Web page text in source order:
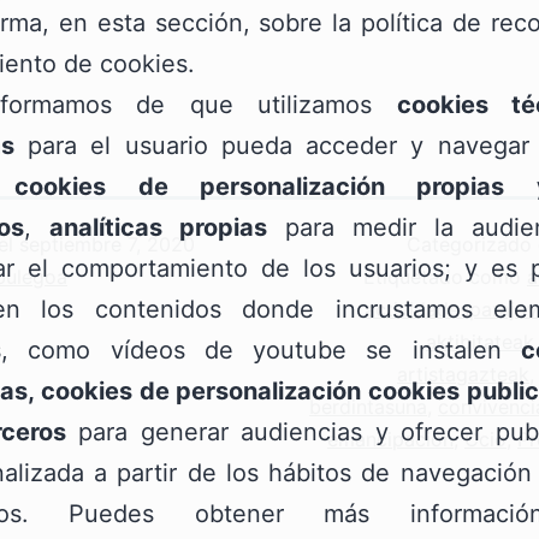
elseptiembre 7, 2020
Categorizado
Etiquetado como
aktibitateak
berdintasuna,
emancipación,Ocio,
en esta sección, sobre la política de
de cookies.
de que utilizamos cookies
para el usuario pueda acceder y
cookies de personalización
, analíticas propias para medir la
el comportamiento de los usuarios; y es
los contenidos donde incrustamos
como vídeos de youtube se instalen
cookies de personalización cookies
para generar audiencias y ofrecer
a partir de los hábitos de
Puedes obtener más